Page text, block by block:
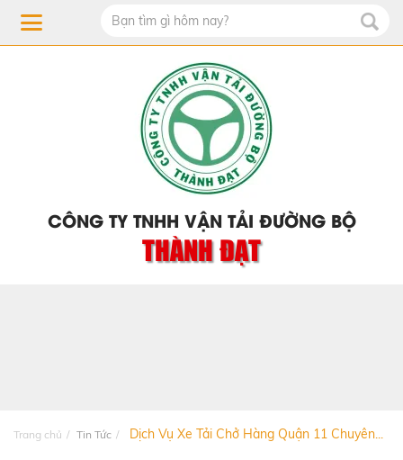
CÔNG TY TNHH VẬN TẢI ĐƯỜNG BỘ
THÀNH ĐẠT
Trang chủ Tin Tức Dịch Vụ Xe Tải Chở Hàng Quận 11 Chuyên...